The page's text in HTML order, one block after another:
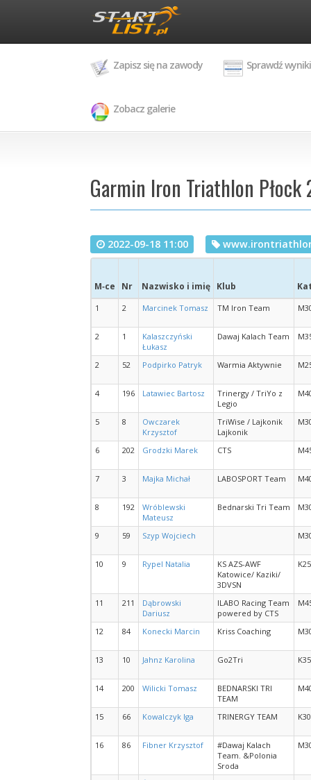
Zapisz się na zawody Sprawdź wyniki
Zobacz galerie
Garmin Iron Triathlon
2022-09-18 11:00
M‑ce Nr Nazwisko i imię Klub
1 2 Marcinek Tomasz TM Iron Team
2 1
Kalaszczyński
Łukasz
Dawaj Kalach Team
2 52 Podpirko Patryk Warmia Aktywnie
4 196 Latawiec Bartosz
Trinergy / TriYo z
Legio
5 8
Owczarek
Krzysztof
TriWise / Lajkonik
Lajkonik
6 202 Grodzki Marek CTS
7 3 Majka Michał LABOSPORT Team
8 192
Wróblewski
Mateusz
Bednarski Tri Team
9 59 Szyp Wojciech
10 9 Rypel Natalia
KS AZS-AWF
Katowice/ Kaziki/
3DVSN
K25
11 211
Dąbrowski
Dariusz
ILABO Racing Team
powered by CTS
12 84 Konecki Marcin Kriss Coaching
13 10 Jahnz Karolina Go2Tri K35
14 200 Wilicki Tomasz
BEDNARSKI TRI
TEAM
15 66 Kowalczyk Iga TRINERGY TEAM K30
16 86 Fibner Krzysztof
#Dawaj Kalach
Team. &Polonia
Sroda